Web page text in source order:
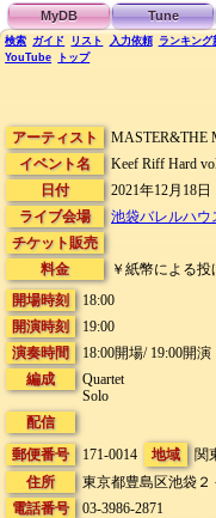
MyDB Tune
検索 ガイド リスト 入力依頼 ランキング
YouTube
トップ
アーティスト
MASTER&THE
イベント名
Keef Riff Hard
日付
2021年12月18日
ライブ会場
池袋バレルハウ
チケット販売
料金
￥紙幣による投
開場時刻
18:00
開演時刻
19:00
演奏時間
18:00開場/ 19:00開演
編成
Quartet
Solo
配信
郵便番号
171-0014 地域 関
住所
東京都豊島区池袋２
電話番号
03-3986-2871